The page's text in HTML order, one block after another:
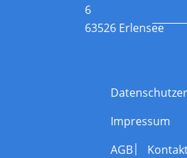
6
63526 Erlensee
Impressum
AGB